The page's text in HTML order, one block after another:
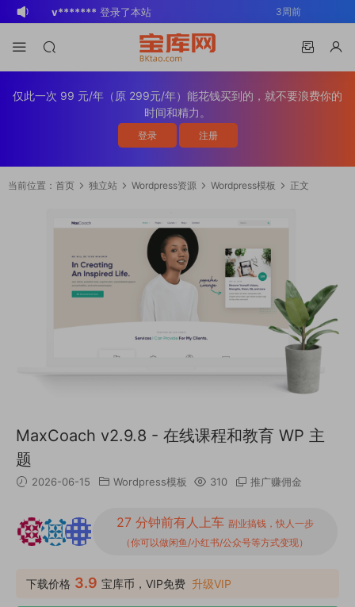
v******* 登录了本站 3周前
下载了资源WP Mail SMTP
Pro v4.5.0 / v4.2.0 Wordpress邮件插
购买了资源WP Mail SMTP
v4.1.2/v4.1.1/v4.0.4 /v4.0.1 /v3.33.2
/v3.32.1/ v3.31.0 / v3.30.1/ v3.30.0 /
/3.27.x /3.26.3 强大先进的网站构建器
成器插件 wp响应式主题模板编辑生成器
公司主题模板外贸跨境电商模板编辑工具
下载了资源Elementor Pro
v4.1.2/v4.1.1/v4.0.4 /v4.0.1 /v3.33.2
v3.29.2 / v3.29.1 / v3.29.0 / v3.28.x
插件wordpress主题模板编辑神器页面生
成器插件 wp响应式主题模板编辑生成器
公司主题模板外贸跨境电商模板编辑工具
购买了资源 Elementor Pro
/v3.32.1/ v3.31.0 / v3.30.1/ v3.30.0 /
/3.27.x /3.26.3 强大先进的网站构建器
插件wordpress主题模板编辑神器页面生
成器插件 wp响应式主题模板编辑生成器
公司主题模板外贸跨境电商模板编辑工具
v******* 下载了资源
Advanced
v6.4.3 / v6.4.2 / v6.4.1 / v6.4.0.1
/v6.3.12 高级自定义字段专业版
Wordpress插件ACF PRO
BK登录了本站 2周前
仅此一次 99 元/年（原 299元/年）能花钱买到的，就不要浪费你的
时间和精力。
登录 注册
当前位置： 首页 独立站 Wordpress资源 Wordpress模板 正文
MaxCoach v2.9.8 - 在线课程和教育 WP 主
题
2026-06-15 Wordpress模板 310 推广赚佣金
27 分钟前有人上车 副业搞钱，快人一步
（你可以做闲鱼/小红书/公众号等方式变现）
下载价格 3.9 宝库币，VIP免费 升级VIP